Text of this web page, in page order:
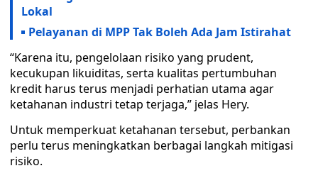
Lokal
Pelayanan di MPP Tak Boleh Ada Jam Istirahat
“Karena itu, pengelolaan risiko yang prudent,
kecukupan likuiditas, serta kualitas pertumbuhan
kredit harus terus menjadi perhatian utama agar
ketahanan industri tetap terjaga,” jelas Hery.
Untuk memperkuat ketahanan tersebut, perbankan
perlu terus meningkatkan berbagai langkah mitigasi
risiko.